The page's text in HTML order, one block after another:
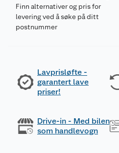
Finn alternativer og pris for
levering ved å søke på ditt
postnummer
Lavprisløfte -
garantert lave
priser!
Drive-in - Med bilen
som handlevogn